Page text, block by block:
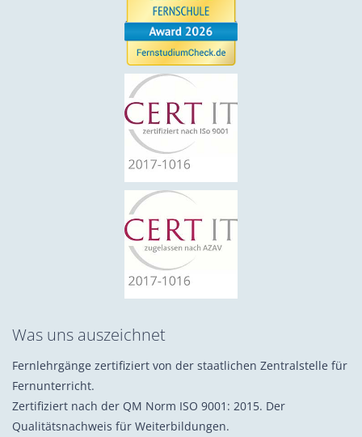
Was uns auszeichnet
Fernlehrgänge zertifiziert von der staatlichen Zentralstelle für
Fernunterricht.
Zertifiziert nach der QM Norm ISO 9001: 2015. Der
Qualitätsnachweis für Weiterbildungen.